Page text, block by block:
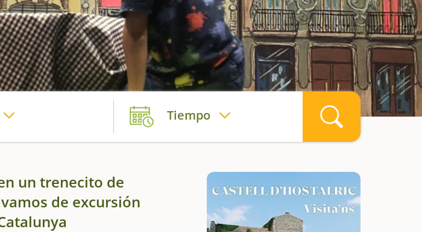
Tiempo
un trenecito de
de excursión